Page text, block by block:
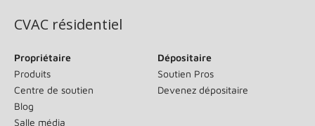
CVAC résidentiel
Propriétaire
Produits
Centre de soutien
Blog
Salle média
Dépositaire
Soutien Pros
Devenez dépositaire